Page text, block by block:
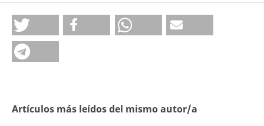
Artículos más leídos del mismo autor/a